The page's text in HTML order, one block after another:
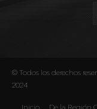
© Todos los derechos
2024
Inicio De la Región